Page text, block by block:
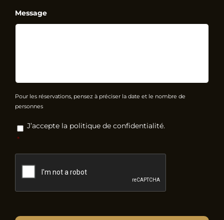
Message
Pour les réservations, pensez à préciser la date et le nombre de
personnes
RGPD *
J’accepte la politique de confidentialité.
*